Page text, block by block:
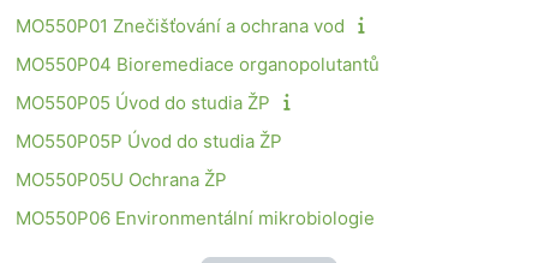
MO550P01 Znečišťování a ochrana vod
MO550P04 Bioremediace organopolutantů
MO550P05 Úvod do studia ŽP
MO550P05P Úvod do studia ŽP
MO550P05U Ochrana ŽP
MO550P06 Environmentální mikrobiologie